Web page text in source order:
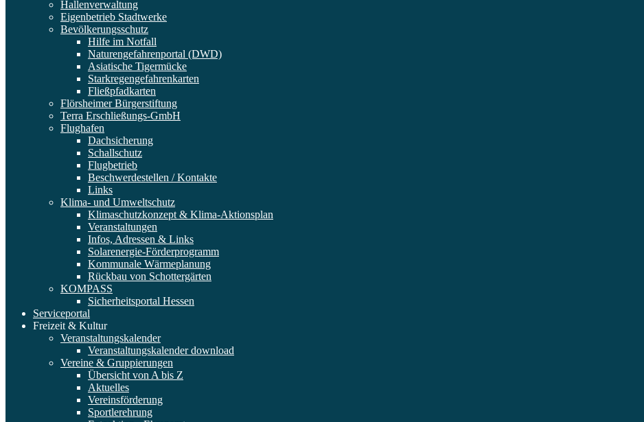
Hallenverwaltung
Eigenbetrieb Stadtwerke
Bevölkerungsschutz
Hilfe im Notfall
Naturengefahrenportal (DWD)
Asiatische Tigermücke
Starkregengefahrenkarten
Fließpfadkarten
Flörsheimer Bürgerstiftung
Terra Erschließungs-GmbH
Flughafen
Dachsicherung
Schallschutz
Flugbetrieb
Beschwerdestellen / Kontakte
Links
Klima- und Umweltschutz
Klimaschutzkonzept & Klima-Aktionsplan
Veranstaltungen
Infos, Adressen & Links
Solarenergie-Förderprogramm
Kommunale Wärmeplanung
Rückbau von Schottergärten
KOMPASS
Sicherheitsportal Hessen
Serviceportal
Freizeit & Kultur
Veranstaltungskalender
Veranstaltungskalender download
Vereine & Gruppierungen
Übersicht von A bis Z
Aktuelles
Vereinsförderung
Sportlerehrung